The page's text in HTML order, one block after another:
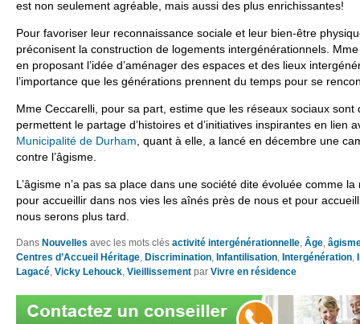
est non seulement agréable, mais aussi des plus enrichissantes!
Pour favoriser leur reconnaissance sociale et leur bien-être
préconisent la construction de logements intergénérationnels.
en proposant l’idée d’aménager des espaces et des lieux
l’importance que les générations prennent du temps pour se
Mme Ceccarelli, pour sa part, estime que les réseaux sociaux sont
permettent le partage d’histoires et d’initiatives inspirantes en lien
Municipalité de Durham , quant à elle, a lancé en décembre une
contre l’âgisme.
L’âgisme n’a pas sa place dans une société dite évoluée comme
pour accueillir dans nos vies les aînés près de nous et pour
nous serons plus tard.
Dans Nouvelles avec les mots clés activité intergénérationnelle Âge
Centres d’Accueil Héritage Discrimination Infantilisation Intergénération
Lagacé Vicky Lehouck Vieillissement par Vivre en résidence